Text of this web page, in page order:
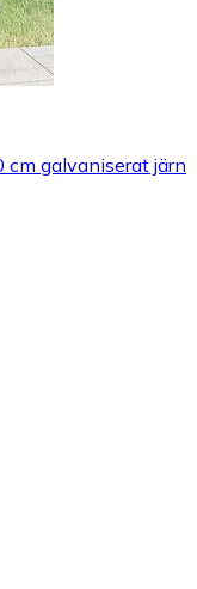
galvaniserat järn